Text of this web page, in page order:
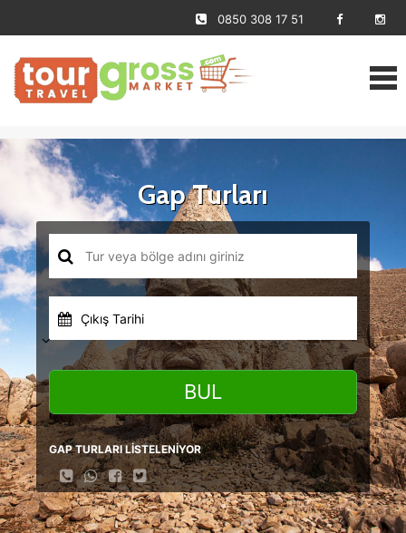
0850 308 17 51
Gap Turları
Çıkış Tarihi
BUL
GAP TURLARI LİSTELENİYOR